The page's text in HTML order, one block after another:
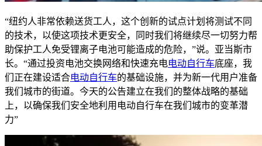
“纽约人非常依赖送货工人，这个创新的试点计划将测试不同
的技术，以使这项技术更安全，同时我们将继续尽一切努力帮
助保护工人免受锂离子电池可能造成的危险，”说。亚当斯市
长。“通过投资电池交换网络和快速充电电动自行车底座，我
们正在建设适合电动自行车的基础设施，并为新一代用户准备
我们城市的街道。今天的公告建立在我们的整体战略的基础
上，以确保我们安全地利用电动自行车在我们城市的变革潜
力”